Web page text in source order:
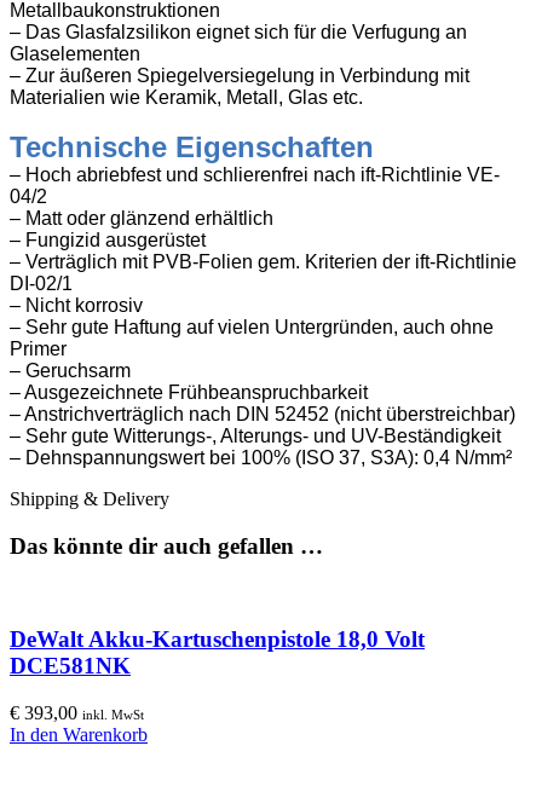
Metallbaukonstruktionen
– Das Glasfalzsilikon eignet sich für die Verfugung an
Glaselementen
– Zur äußeren Spiegelversiegelung in Verbindung mit
Materialien wie Keramik, Metall, Glas etc.
Technische Eigenschaften
– Hoch abriebfest und schlierenfrei nach ift-Richtlinie VE-
04/2
– Matt oder glänzend erhältlich
– Fungizid ausgerüstet
– Verträglich mit PVB-Folien gem. Kriterien der ift-Richtlinie
DI-02/1
– Nicht korrosiv
– Sehr gute Haftung auf vielen Untergründen, auch ohne
Primer
– Geruchsarm
– Ausgezeichnete Frühbeanspruchbarkeit
– Anstrichverträglich nach DIN 52452 (nicht überstreichbar)
– Sehr gute Witterungs-, Alterungs- und UV-Beständigkeit
– Dehnspannungswert bei 100% (ISO 37, S3A): 0,4 N/mm²
Shipping & Delivery
Das könnte dir auch gefallen …
DeWalt Akku-Kartuschenpistole 18,0 Volt
DCE581NK
€ 393,00 inkl. MwSt
In den Warenkorb